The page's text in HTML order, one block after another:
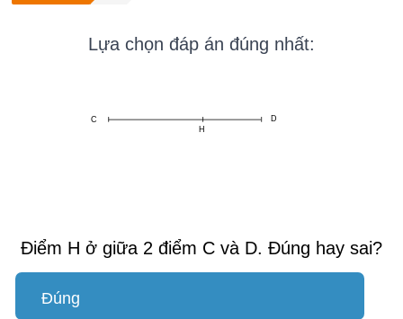
Lựa chọn đáp án đúng nhất:
C
D
H
Điểm H ở giữa 2 điểm C và D. Đúng hay sai?
Đúng